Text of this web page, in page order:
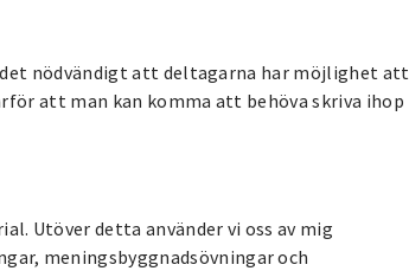
nödvändigt att deltagarna har möjlighet att
att man kan komma att behöva skriva ihop
Utöver detta använder vi oss av mig
meningsbyggnadsövningar och